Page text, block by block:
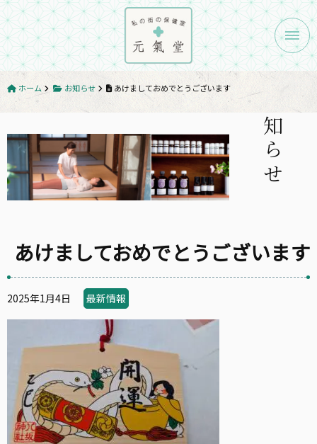
メニ
ホーム お知らせ あけましておめでとうございます
お知らせ
あけましておめでとうございます
2025年1月4日 最新情報